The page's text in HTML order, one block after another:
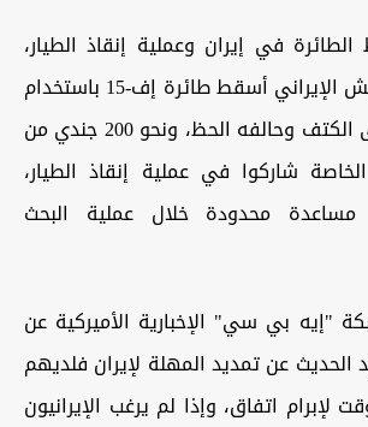
في إيران وعملية إنقاذ الطيار،
ذكر ترمب أن "الجيش الإيراني أسقط طائرة إف-15 باستخدام
صاروخ محمول على الكتف وحالفه الحظ، ونحو 200 جندي من
شاركوا في عملية إنقاذ الطيار،
محدودة خلال عملية البحث
"إيه بي سي" الإخبارية الأميركية عن
الحديث عن تمديد المهلة لإيران فلديهم
لإبرام اتفاق، وإذا لم يرغب الإيرانيون